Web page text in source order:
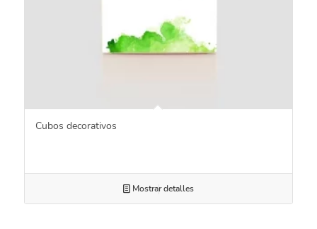
Cubos decorativos
Mostrar detalles